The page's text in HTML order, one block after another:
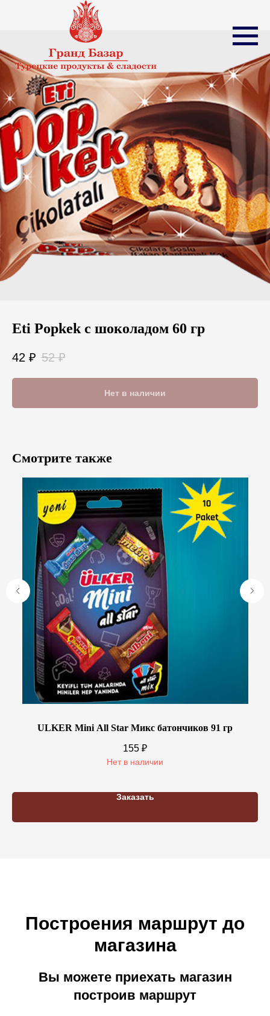
Eti Popkek с шоколадом 60 гр
42 ₽ 52 ₽
Нет в наличии
Смотрите также
ULKER Mini All Star Микс батончиков 91 гр
155 ₽
Нет в наличии
Заказать
Построения маршрут до
магазина
Вы можете приехать магазин
построив маршрут